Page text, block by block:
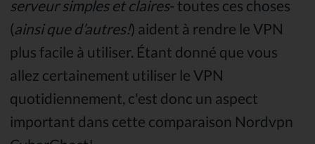
serveur simples et claires- toutes ces choses
(ainsi que d’autres!) aident à rendre le VPN
plus facile à utiliser. Étant donné que vous
allez certainement utiliser le VPN
quotidiennement, c'est donc un aspect
important dans cette comparaison Nordvpn